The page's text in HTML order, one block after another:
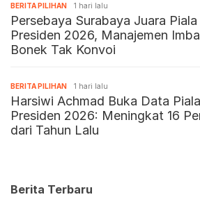
BERITA PILIHAN 1 hari lalu
Persebaya Surabaya Juara Piala
Presiden 2026, Manajemen
Bonek Tak Konvoi
BERITA PILIHAN 1 hari lalu
Harsiwi Achmad Buka Data Piala
Presiden 2026: Meningkat 16
dari Tahun Lalu
Berita Terbaru